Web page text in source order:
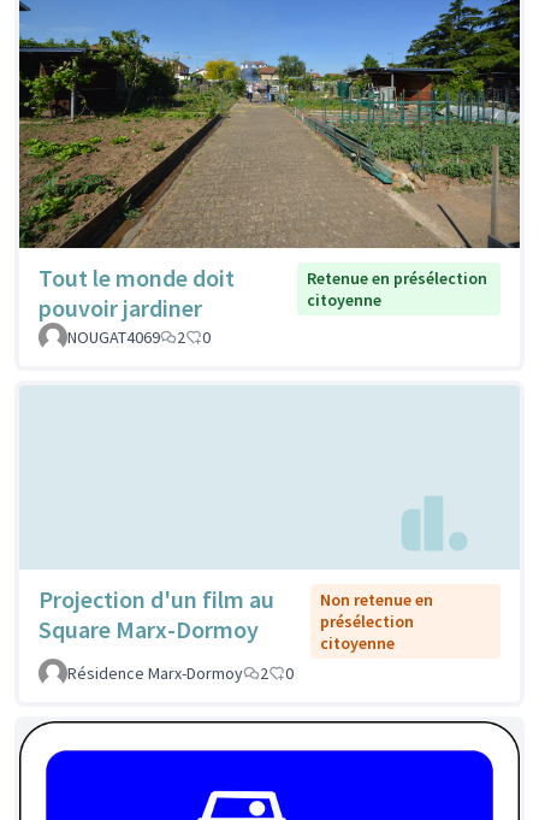
Tout le monde doit
pouvoir jardiner
Retenue en présélection
citoyenne
NOUGAT4069
2 0
Projection d'un film au
Square Marx-Dormoy
Non retenue en
présélection
citoyenne
Résidence Marx-Dormoy
2 0